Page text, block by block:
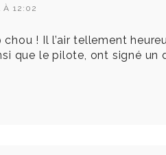
À 12:02
chou ! Il l’air tellement
que le pilote, ont signé